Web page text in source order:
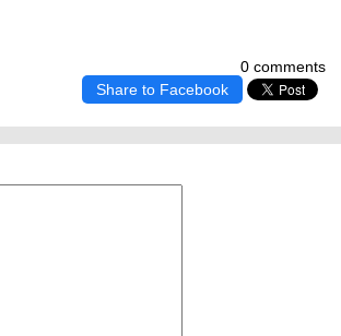
0 comments
Share to Facebook